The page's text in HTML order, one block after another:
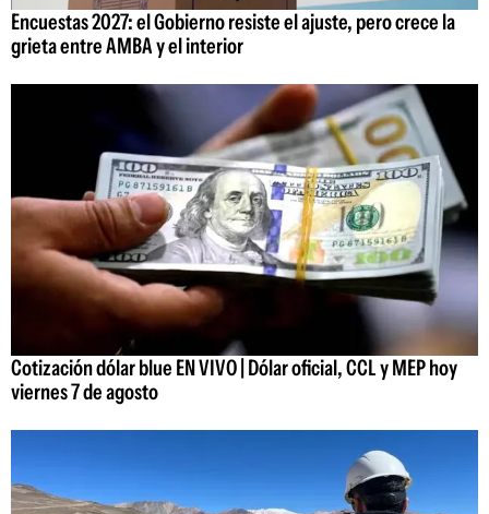
Encuestas 2027: el Gobierno resiste el ajuste, pero crece la
grieta entre AMBA y el interior
Cotización dólar blue EN VIVO | Dólar oficial, CCL y MEP hoy
viernes 7 de agosto